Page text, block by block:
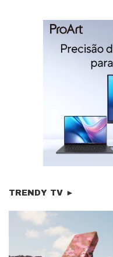
TRENDY TV ►